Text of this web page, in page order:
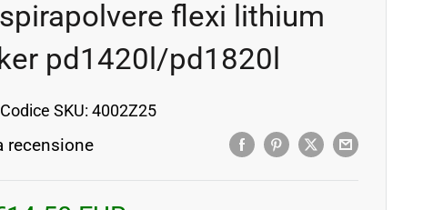
flexi lithium
pd1420l/pd1820l
Codice SKU: 4002Z25
recensione